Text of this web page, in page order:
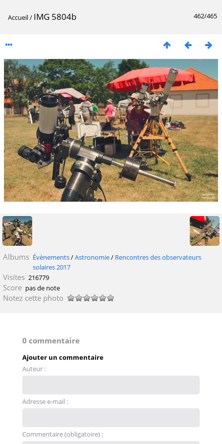
462/465
Accueil/ IMG 5804b
Albums Évènements/Astronomie/ Rencontres des observateurs
solaires 2017
Visites 216779
Score pas de note
Notez cette photo
0 commentaire
Ajouter un commentaire
Auteur :
Adresse e-mail :
Commentaire (obligatoire) :